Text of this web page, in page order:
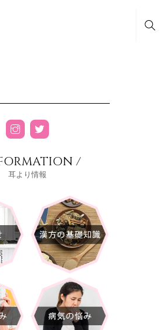
/
耳より情報